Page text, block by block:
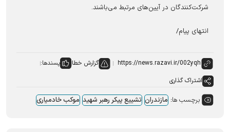
شرکت‌کنندگان در آیین‌های مرتبط می‌باشند.
انتهای پیام/
گزارش خطا
پسندها:
اشتراک گذاری
برچسب ها: مازندران تشییع پیکر رهبر شهید موکب خادمیاری